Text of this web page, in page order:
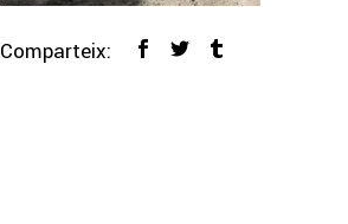
Comparteix: